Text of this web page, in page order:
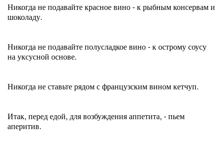
Никогда не подавайте красное вино - к рыбным консервам и
шоколаду.
Никогда не подавайте полусладкое вино - к острому соусу
на уксусной основе.
Никогда не ставьте рядом с французским вином кетчуп.
Итак, перед едой, для возбуждения аппетита, - пьем
аперитив.